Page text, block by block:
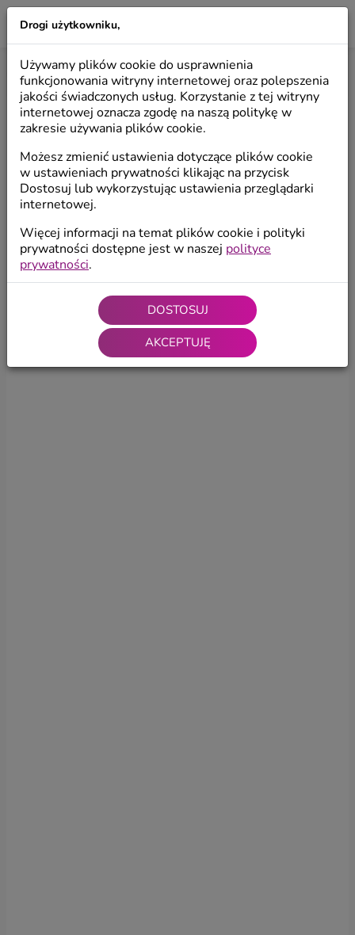
LILIO
Start / Kolekcje / Skrzaty i Krasnale
Drogi użytkowniku,
Używamy plików cookie do usprawnienia
funkcjonowania witryny internetowej oraz polepszenia
jakości świadczonych usług. Korzystanie z tej witryny
internetowej oznacza zgodę na naszą politykę w
zakresie używania plików cookie.
Możesz zmienić ustawienia dotyczące plików cookie
w ustawieniach prywatności klikając na przycisk
Dostosuj lub wykorzystując ustawienia przeglądarki
internetowej.
Więcej informacji na temat plików cookie i polityki
prywatności dostępne jest w naszej polityce
prywatności.
DOSTOSUJ
AKCEPTUJĘ